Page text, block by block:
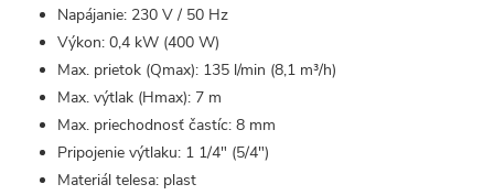
Napájanie: 230 V / 50 Hz
Výkon: 0,4 kW (400 W)
Max. prietok (Qmax): 135 l/min (8,1 m³/h)
Max. výtlak (Hmax): 7 m
Max. priechodnosť častíc: 8 mm
Pripojenie výtlaku: 1 1/4" (5/4")
Materiál telesa: plast